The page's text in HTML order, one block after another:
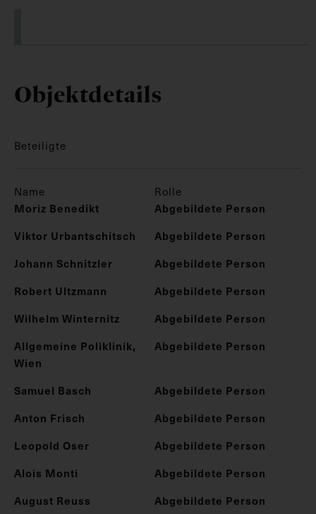
Objektdetails
Beteiligte
Name Rolle
Moriz Benedikt
Abgebildete Person
Viktor Urbantschitsch
Abgebildete Person
Johann Schnitzler
Abgebildete Person
Robert Ultzmann
Abgebildete Person
Wilhelm Winternitz
Abgebildete Person
Allgemeine Poliklinik,
Wien
Abgebildete Person
Samuel Basch
Abgebildete Person
Anton Frisch
Abgebildete Person
Leopold Oser
Abgebildete Person
Alois Monti
Abgebildete Person
August Reuss
Abgebildete Person